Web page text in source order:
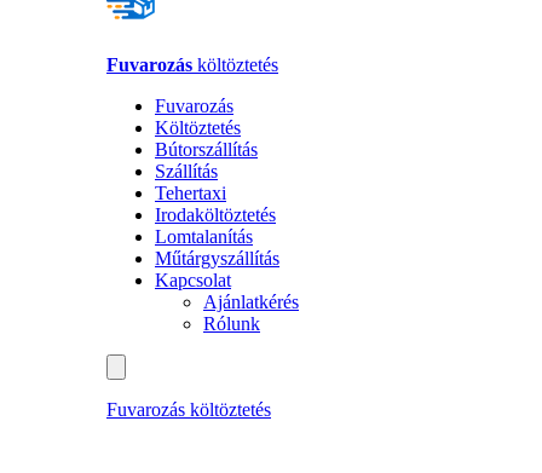
Fuvarozás költöztetés
Fuvarozás
Költöztetés
Bútorszállítás
Szállítás
Tehertaxi
Irodaköltöztetés
Lomtalanítás
Műtárgyszállítás
Kapcsolat
Ajánlatkérés
Rólunk
Fuvarozás költöztetés